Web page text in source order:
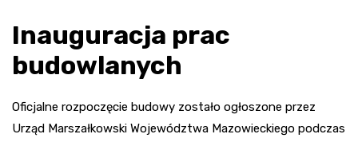
Inauguracja prac
budowlanych
Oficjalne rozpoczęcie budowy zostało ogłoszone przez
Urząd Marszałkowski Województwa Mazowieckiego podczas